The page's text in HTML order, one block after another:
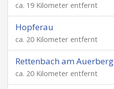
ca. 19 Kilometer entfernt
Hopferau
ca. 20 Kilometer entfernt
Rettenbach am Auerberg
ca. 20 Kilometer entfernt